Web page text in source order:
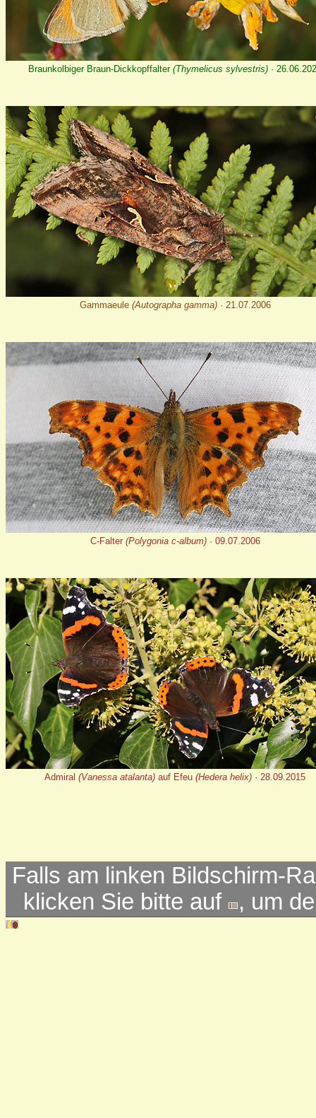
Braunkolbiger Braun-Dickkopffalter (Thymelicus sylvestris) ·
Gammaeule (Autographa gamma)· 21.07.2006
C-Falter (Polygonia c-album)· 09.07.2006
Admiral (Vanessa atalanta) auf Efeu (Hedera helix) · 28.09.2015
Falls am linken Bildschirm-
klicken Sie bitte auf
, um